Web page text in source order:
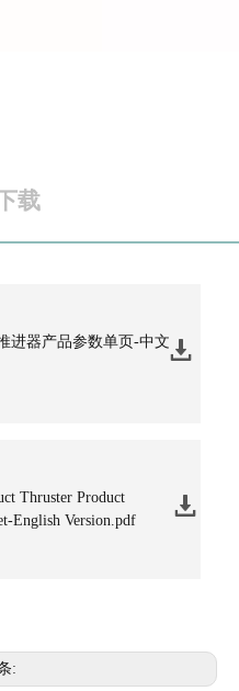
载
进器产品参数单页-中文
Thruster Product
English Version.pdf
: